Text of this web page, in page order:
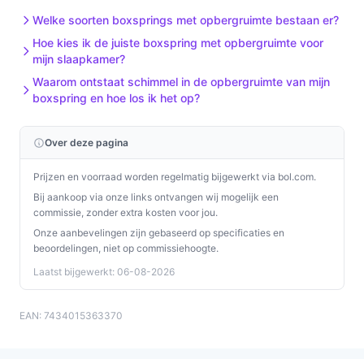
Welke soorten boxsprings met opbergruimte bestaan er?
Hoe kies ik de juiste boxspring met opbergruimte voor
mijn slaapkamer?
Waarom ontstaat schimmel in de opbergruimte van mijn
boxspring en hoe los ik het op?
Over deze pagina
Prijzen en voorraad worden regelmatig bijgewerkt via bol.com.
Bij aankoop via onze links ontvangen wij mogelijk een
commissie, zonder extra kosten voor jou.
Onze aanbevelingen zijn gebaseerd op specificaties en
beoordelingen, niet op commissiehoogte.
Laatst bijgewerkt: 06-08-2026
EAN: 7434015363370